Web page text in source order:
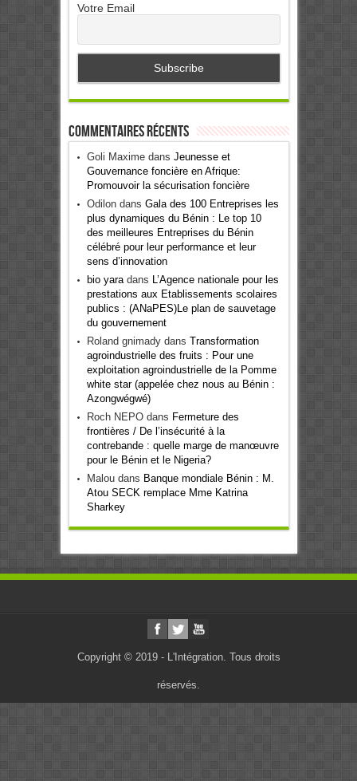
Votre Email
Commentaires récents
Goli Maximedans Jeunesse et
Gouvernance foncière en Afrique:
Promouvoir la sécurisation foncière
Odilondans Gala des 100 Entreprises les
plus dynamiques du Bénin : Le top 10
des meilleures Entreprises du Bénin
célébré pour leur performance et leur
sens d’innovation
bio yaradans L’Agence nationale pour les
prestations aux Etablissements scolaires
publics : (ANaPES)Le plan de sauvetage
du gouvernement
Roland gnimadydans Transformation
agroindustrielle des fruits : Pour une
exploitation agroindustrielle de la Pomme
white star (appelée chez nous au Bénin :
Azongwégwé)
Roch NEPOdans Fermeture des
frontières / De l’insécurité à la
contrebande : quelle marge de manœuvre
pour le Bénin et le Nigeria?
Maloudans Banque mondiale Bénin : M.
Atou SECK remplace Mme Katrina
Sharkey
Copyright © 2019 - L'Intégration. Tous droits
réservés.